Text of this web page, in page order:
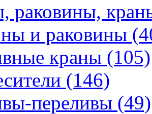
раковины,
и раковины
краны (105)
(146)
переливы (49)